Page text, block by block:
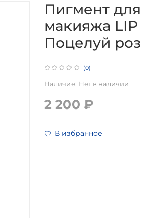
(0)
Наличие: Нет в наличии
Пигмент
макияжа LIP
Поцелуй
2 200 ₽
В избранное